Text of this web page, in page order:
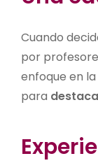
Cuando
por
enfoque en
para